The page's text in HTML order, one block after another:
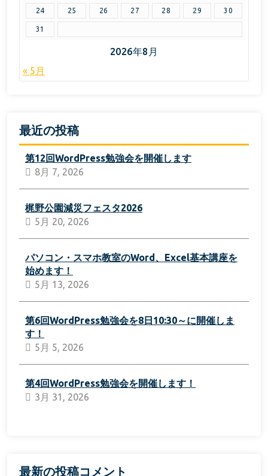
2026年8月
24 25 26 27 28 29 30
31
« 5月
最近の投稿
第12回WordPress勉強会を開催します
8月 7, 2026
梶野公園減災フェスタ2026
5月 20, 2026
パソコン・スマホ教室のWord、Excel基本講座を
始めます！
5月 13, 2026
第6回WordPress勉強会を8日10:30～に開催しま
す！
5月 5, 2026
第4回WordPress勉強会を開催します！
3月 31, 2026
最新の投稿コメント